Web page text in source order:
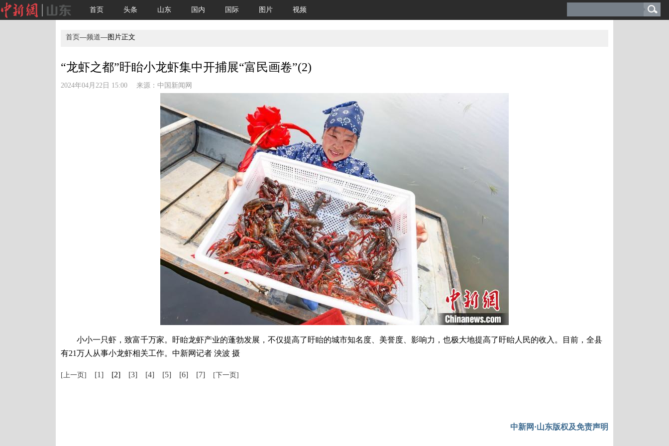
首页 头条 山东 国内 国际 图片 视频
首页—频道—图片正文
“龙虾之都”盱眙小龙虾集中开捕展“富民画卷”(2)
2024年04月22日 15:00 来源： 中国新闻网
小小一只虾，致富千万家。盱眙龙虾产业的蓬勃发展，不仅提高了盱眙的城市知名度、美誉度、影响力，也极大地提高了盱眙人民的收入。目前，全县
有21万人从事小龙虾相关工作。中新网记者 泱波 摄
[上一页] [1] [2] [3] [4] [5] [6] [7] [下一页]
中新网·山东版权及免责声明